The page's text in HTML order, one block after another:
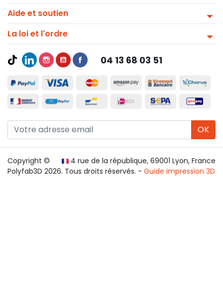
Aide et soutien
La loi et l'ordre
04 13 68 03 51
OK
4 rue de la république, 69001 Lyon, France
Copyright ©
Polyfab3D 2026. Tous droits réservés. - Guide impression 3D